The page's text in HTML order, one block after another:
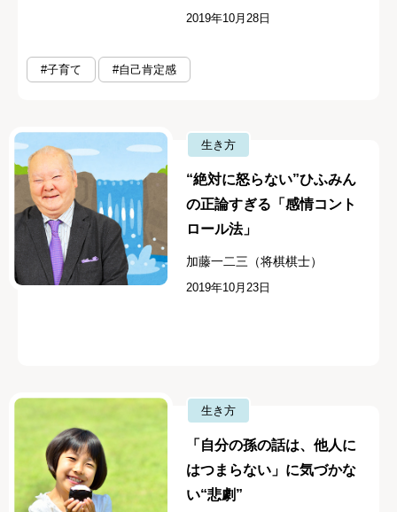
2019年10月28日
#子育て #自己肯定感
生き方
“絶対に怒らない”ひふみん
の正論すぎる「感情コント
ロール法」
加藤一二三（将棋棋士）
2019年10月23日
生き方
「自分の孫の話は、他人に
はつまらない」に気づかな
い“悲劇”